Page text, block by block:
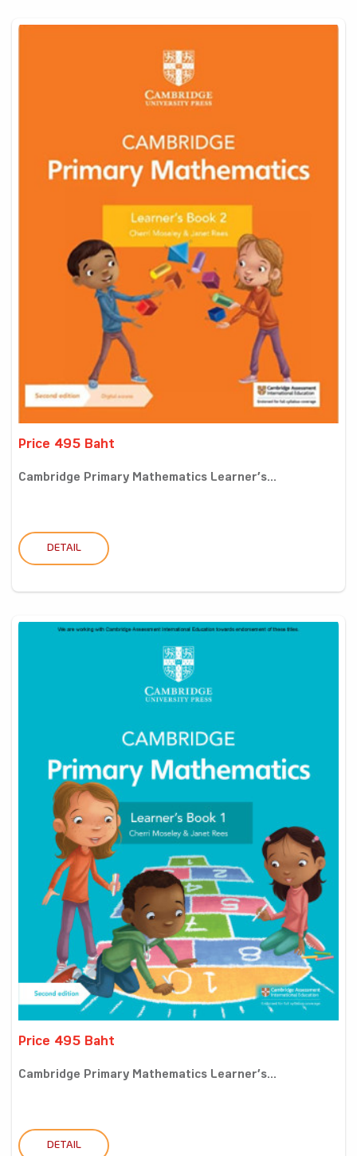
Price 495 Baht
Cambridge Primary Mathematics Learner’s...
DETAIL
Price 495 Baht
Cambridge Primary Mathematics Learner’s...
DETAIL